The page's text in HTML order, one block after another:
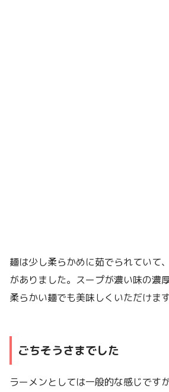
麺は少し柔らかめに茹でられていて
がありました。スープが濃い味の濃
柔らかい麺でも美味しくいただけます
ごちそうさまでした
ラーメンとしては一般的な感じです